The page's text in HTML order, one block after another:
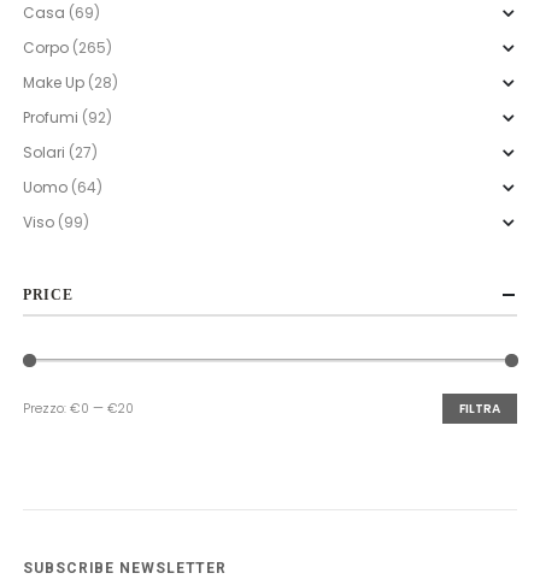
Casa (69)
Corpo (265)
Make Up (28)
Profumi (92)
Solari (27)
Uomo (64)
Viso (99)
PRICE
FILTRA
Prezzo:€0 —€20
SUBSCRIBE NEWSLETTER